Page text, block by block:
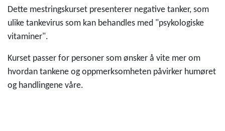
Dette mestringskurset presenterer negative tanker, som
ulike tankevirus som kan behandles med "psykologiske
vitaminer".
Kurset passer for personer som ønsker å vite mer om
hvordan tankene og oppmerksomheten påvirker humøret
og handlingene våre.